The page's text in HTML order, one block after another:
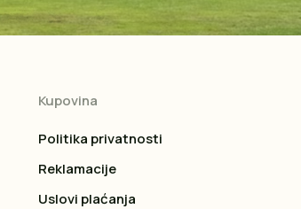
Kupovina
Politika privatnosti
Reklamacije
Uslovi plaćanja